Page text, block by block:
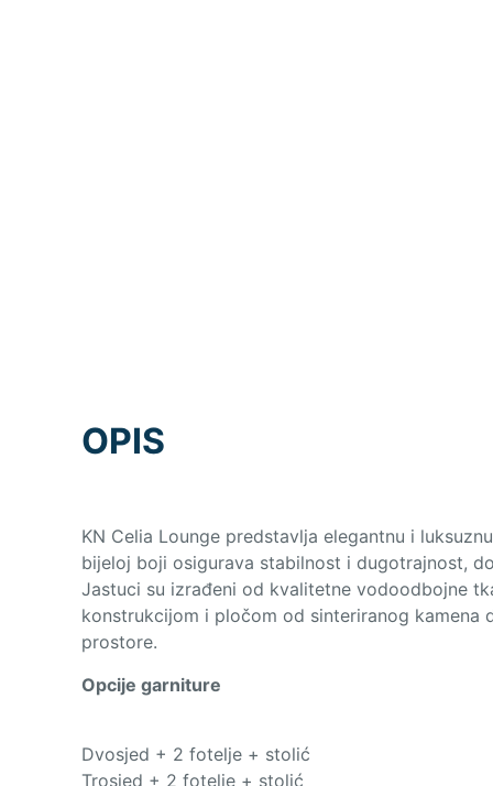
OPIS
KN Celia Lounge predstavlja elegantnu i
bijeloj boji osigurava stabilnost i dugotrajnost,
Jastuci su izrađeni od kvalitetne vodoodbojne
konstrukcijom i pločom od sinteriranog
prostore.
Opcije garniture
Dvosjed + 2 fotelje + stolić
Trosjed + 2 fotelje + stolić